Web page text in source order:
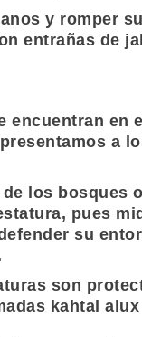
y romper
entrañas de
encuentran en
a
los bosques
pues
su
son
kahtal